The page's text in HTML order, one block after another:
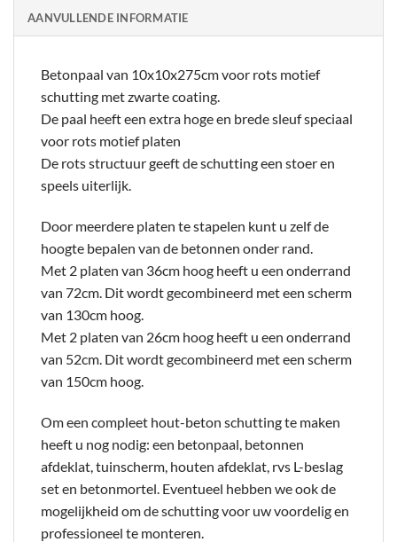
AANVULLENDE INFORMATIE
Betonpaal van 10x10x275cm voor rots motief
schutting met zwarte coating.
De paal heeft een extra hoge en brede sleuf speciaal
voor rots motief platen
De rots structuur geeft de schutting een stoer en
speels uiterlijk.
Door meerdere platen te stapelen kunt u zelf de
hoogte bepalen van de betonnen onder rand.
Met 2 platen van 36cm hoog heeft u een onderrand
van 72cm. Dit wordt gecombineerd met een scherm
van 130cm hoog.
Met 2 platen van 26cm hoog heeft u een onderrand
van 52cm. Dit wordt gecombineerd met een scherm
van 150cm hoog.
Om een compleet hout-beton schutting te maken
heeft u nog nodig: een betonpaal, betonnen
afdeklat, tuinscherm, houten afdeklat, rvs L-beslag
set en betonmortel. Eventueel hebben we ook de
mogelijkheid om de schutting voor uw voordelig en
professioneel te monteren.